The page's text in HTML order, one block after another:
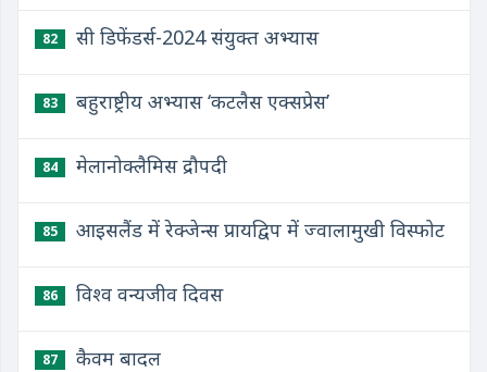
82 सी डिफेंडर्स-2024 संयुक्त अभ्यास
83 बहुराष्ट्रीय अभ्यास ‘कटलैस एक्सप्रेस’
84 मेलानोक्लैमिस द्रौपदी
85 आइसलैंड में रेक्जेन्स प्रायद्विप में ज्वालामुखी विस्फोट
86 विश्व वन्यजीव दिवस
87 कैवम बादल